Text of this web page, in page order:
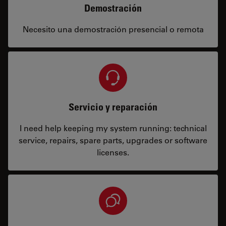
Demostración
Necesito una demostración presencial o remota
Servicio y reparación
I need help keeping my system running: technical
service, repairs, spare parts, upgrades or software
licenses.